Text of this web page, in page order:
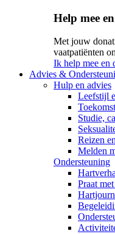
Help mee
Met jouw
vaatpatiënten
Ik help mee en
Advies &
Hulp en advies
Leefstijl
Studie,
Reizen
Melden
Ondersteuning
Praat